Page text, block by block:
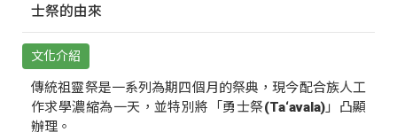
士祭的由來
文化介紹
傳統祖靈祭是一系列為期四個月的祭典，現今配合族人工
作求學濃縮為一天，並特別將「勇士祭(Ta‘avala)」凸顯
辦理。